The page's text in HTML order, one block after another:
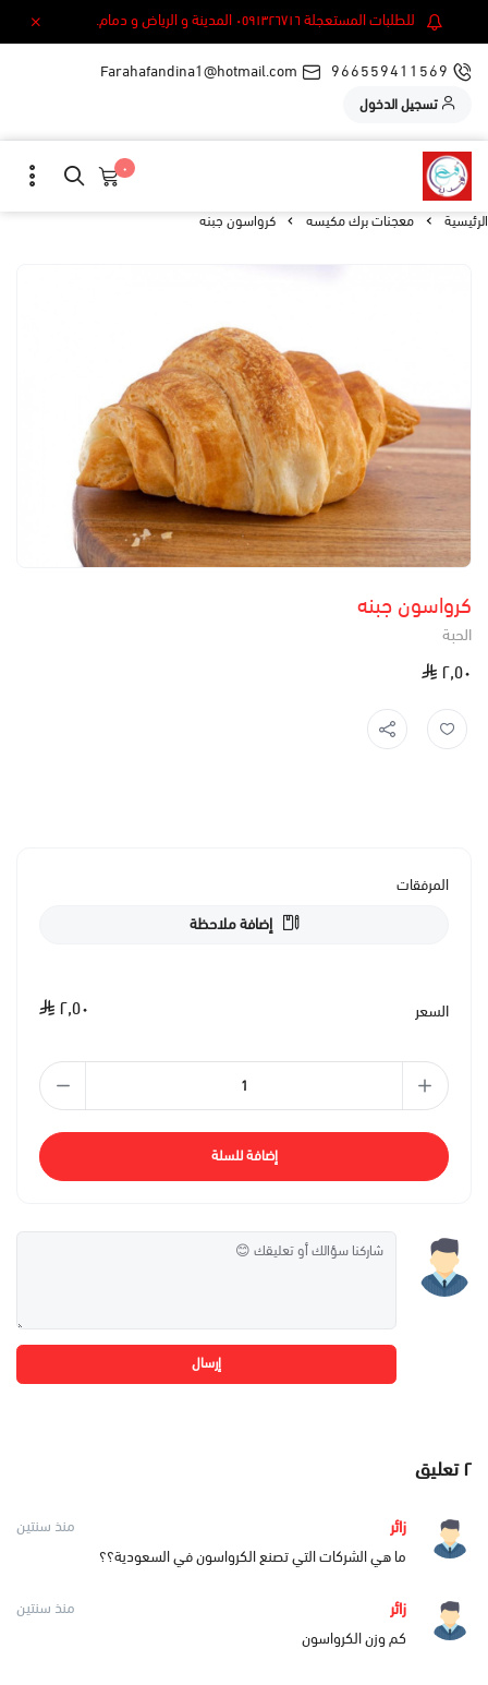
للطلبات المستعجلة ٠٥٩١٣٢٦٧١٦ المدينة و الرياض و دمام.
966559411569
Farahafandina1@hotmail.com
تسجيل الدخول
٠
الرئيسية معجنات برك مكيسه كرواسون جبنه
كرواسون جبنه
الحبة
٢٫٥٠
المرفقات
إضافة ملاحظة
السعر ٢٫٥٠
إضافة للسلة
إرسال
٢تعليق
زائر
منذ سنتين
ما هي الشركات التي تصنع الكرواسون في السعودية؟؟
زائر
منذ سنتين
كم وزن الكرواسون